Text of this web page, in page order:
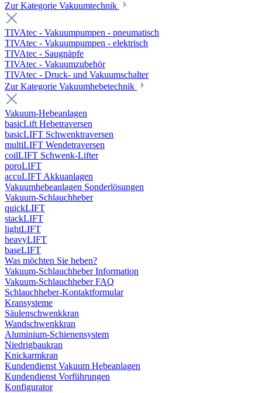
Zur Kategorie Vakuumtechnik
TIVAtec - Vakuumpumpen - pneumatisch
TIVAtec - Vakuumpumpen - elektrisch
TIVAtec - Saugnäpfe
TIVAtec - Vakuumzubehör
TIVAtec - Druck- und Vakuumschalter
Zur Kategorie Vakuumhebetechnik
Vakuum-Hebeanlagen
basicLift Hebetraversen
basicLIFT Schwenktraversen
multiLIFT Wendetraversen
coilLIFT Schwenk-Lifter
poroLIFT
accuLIFT Akkuanlagen
Vakuumhebeanlagen Sonderlösungen
Vakuum-Schlauchheber
quickLIFT
stackLIFT
lightLIFT
heavyLIFT
baseLIFT
Was möchten Sie heben?
Vakuum-Schlauchheber Information
Vakuum-Schlauchheber FAQ
Schlauchheber-Kontaktformular
Kransysteme
Säulenschwenkkran
Wandschwenkkran
Aluminium-Schienensystem
Niedrigbaukran
Knickarmkran
Kundendienst Vakuum Hebeanlagen
Kundendienst Vorführungen
Konfigurator